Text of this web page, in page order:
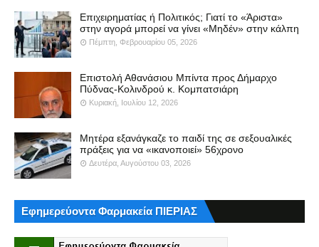
Επιχειρηματίας ή Πολιτικός; Γιατί το «Άριστα»
στην αγορά μπορεί να γίνει «Μηδέν» στην κάλπη
Πέμπτη, Φεβρουαρίου 05, 2026
Επιστολή Αθανάσιου Μπίντα προς Δήμαρχο
Πύδνας-Κολινδρού κ. Κομπατσιάρη
Κυριακή, Ιουλίου 12, 2026
Μητέρα εξανάγκαζε το παιδί της σε σεξουαλικές
πράξεις για να «ικανοποιεί» 56χρονο
Δευτέρα, Αυγούστου 03, 2026
Εφημερεύοντα Φαρμακεία ΠΙΕΡΙΑΣ